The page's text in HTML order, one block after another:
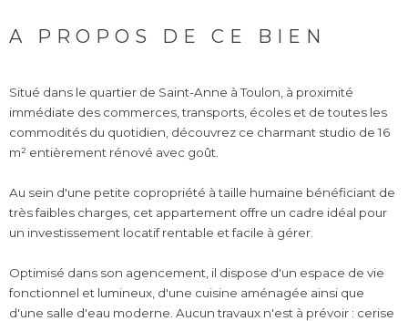
A PROPOS DE CE BIEN
Situé dans le quartier de Saint-Anne à Toulon, à proximité
immédiate des commerces, transports, écoles et de toutes les
commodités du quotidien, découvrez ce charmant studio de 16
m² entièrement rénové avec goût.
Au sein d'une petite copropriété à taille humaine bénéficiant de
très faibles charges, cet appartement offre un cadre idéal pour
un investissement locatif rentable et facile à gérer.
Optimisé dans son agencement, il dispose d'un espace de vie
fonctionnel et lumineux, d'une cuisine aménagée ainsi que
d'une salle d'eau moderne. Aucun travaux n'est à prévoir : cerise